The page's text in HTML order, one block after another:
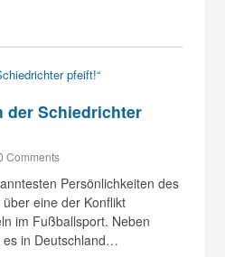
der Schiedrichter
Comments
Persönlichkeiten des
eine der Konflikt
im Fußballsport. Neben
es in Deutschland…